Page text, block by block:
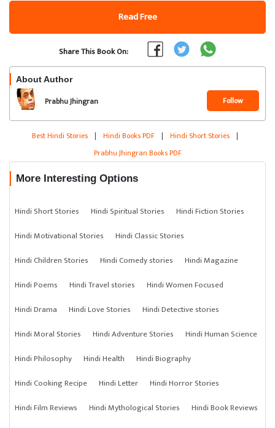
Read Free
Share This Book On:
About Author
Prabhu Jhingran Follow
Best Hindi Stories | Hindi Books PDF | Hindi Short Stories |
Prabhu Jhingran Books PDF
More Interesting Options
Hindi Short Stories Hindi Spiritual Stories
Hindi Fiction Stories
Hindi Motivational Stories
Hindi Classic Stories
Hindi Children Stories
Hindi Comedy stories
Hindi Magazine
Hindi Poems
Hindi Travel stories
Hindi Women Focused
Hindi Drama
Hindi Love Stories
Hindi Detective stories
Hindi Moral Stories
Hindi Adventure Stories
Hindi Human Science
Hindi Philosophy
Hindi Health
Hindi Biography
Hindi Cooking Recipe
Hindi Letter
Hindi Horror Stories
Hindi Film Reviews
Hindi Mythological Stories
Hindi Book Reviews